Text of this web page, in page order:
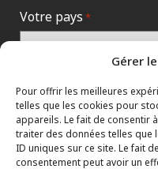
Gérer
Pour offrir les meilleures
telles que les cookies pour
appareils. Le fait de consentir
traiter des données telles que
ID uniques sur ce site. Le fait
consentement peut avoir un
Votre pays *